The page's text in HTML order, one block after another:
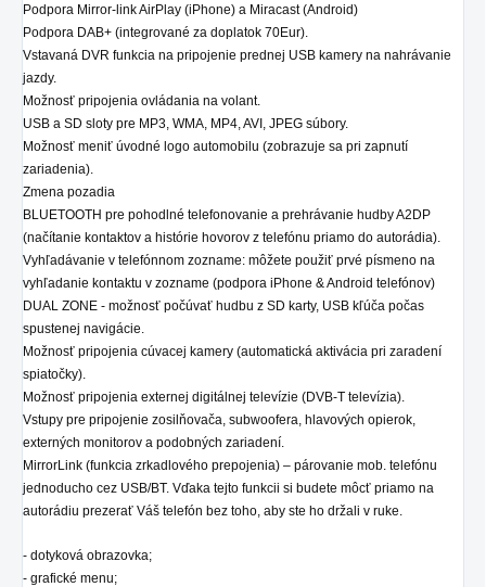
Podpora Mirror-link AirPlay (iPhone) a Miracast (Android)
Podpora DAB+ (integrované za doplatok 70Eur).
Vstavaná DVR funkcia na pripojenie prednej USB kamery na nahrávanie
jazdy.
Možnosť pripojenia ovládania na volant.
USB a SD sloty pre MP3, WMA, MP4, AVI, JPEG súbory.
Možnosť meniť úvodné logo automobilu (zobrazuje sa pri zapnutí
zariadenia).
Zmena pozadia
BLUETOOTH pre pohodlné telefonovanie a prehrávanie hudby A2DP
(načítanie kontaktov a histórie hovorov z telefónu priamo do autorádia).
Vyhľadávanie v telefónnom zozname: môžete použiť prvé písmeno na
vyhľadanie kontaktu v zozname (podpora iPhone & Android telefónov)
DUAL ZONE - možnosť počúvať hudbu z SD karty, USB kľúča počas
spustenej navigácie.
Možnosť pripojenia cúvacej kamery (automatická aktivácia pri zaradení
spiatočky).
Možnosť pripojenia externej digitálnej televízie (DVB-T televízia).
Vstupy pre pripojenie zosilňovača, subwoofera, hlavových opierok,
externých monitorov a podobných zariadení.
MirrorLink (funkcia zrkadlového prepojenia) – párovanie mob. telefónu
jednoducho cez USB/BT. Vďaka tejto funkcii si budete môcť priamo na
autorádiu prezerať Váš telefón bez toho, aby ste ho držali v ruke.
- dotyková obrazovka;
- grafické menu;